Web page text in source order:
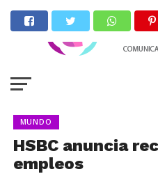
MUNDO
HSBC anuncia
empleos